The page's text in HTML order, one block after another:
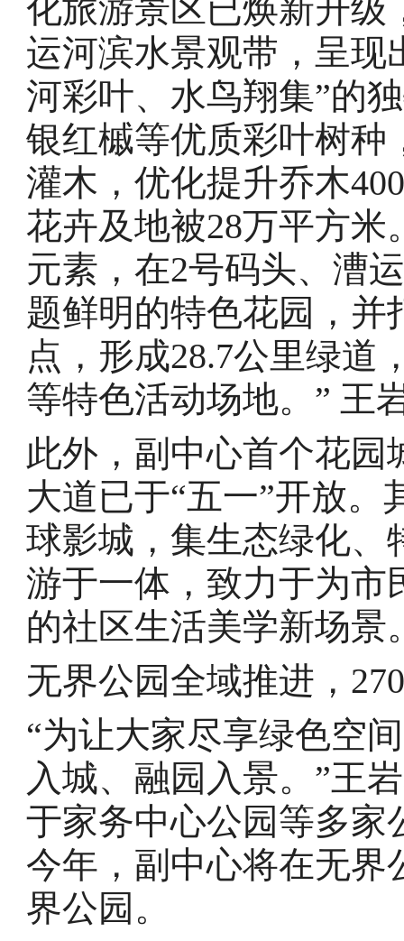
化旅游景区已焕新升级
运河滨水景观带，呈现
河彩叶、水鸟翔集”的
银红槭等优质彩叶树种
灌木，优化提升乔木
花卉及地被28万平方
元素，在2号码头、漕
题鲜明的特色花园，并
点，形成28.7公里绿道
等特色活动场地。” 王
此外，副中心首个花
大道已于“五一”开放
球影城，集生态绿化、
游于一体，致力于为市
的社区生活美学新场景
无界公园全域推进，
“为让大家尽享绿色空
入城、融园入景。”王
于家务中心公园等多家
今年，副中心将在无界
界公园。